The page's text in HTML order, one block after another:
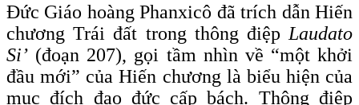
Đức Giáo hoàng Phanxicô đã trích dẫn Hiến
chương Trái đất trong thông điệp Laudato
Si’ (đoạn 207), gọi tầm nhìn về “một khởi
đầu mới” của Hiến chương là biểu hiện của
mục đích đạo đức cấp bách. Thông điệp